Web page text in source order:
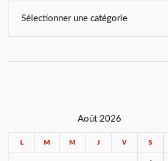
Août 2026
L M M J V S